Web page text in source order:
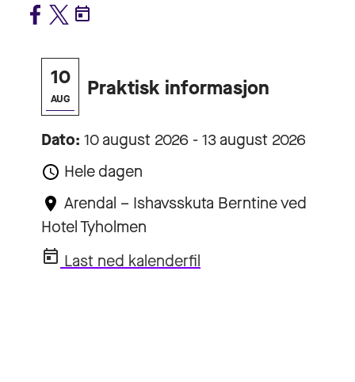
10
AUG Praktisk informasjon
Dato: 10 august 2026 - 13 august 2026
Hele dagen
Arendal – Ishavsskuta Berntine ved
Hotel Tyholmen
Last ned kalenderfil